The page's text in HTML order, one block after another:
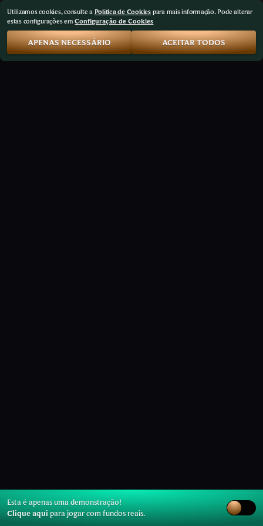
Esta é apenas uma demonstração!
Clique aqui para jogar com fundos reais.
Utilizamos cookies, consulte a Política de Cookies para mais informação. Pode alterar
estas configurações emConfiguração de Cookies
APENAS NECESSÁRIO ACEITAR TODOS